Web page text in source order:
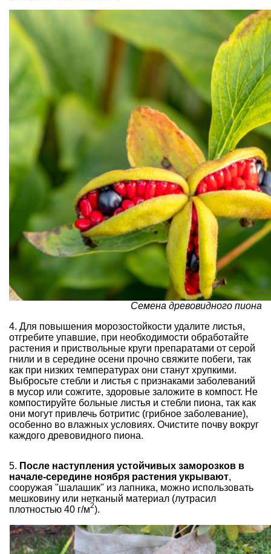
Семена древовидного пиона
4. Для повышения морозостойкости удалите листья,
отгребите упавшие, при необходимости обработайте
растения и приствольные круги препаратами от серой
гнили и в середине осени прочно свяжите побеги, так
как при низких температурах они станут хрупкими.
Выбросьте стебли и листья с признаками заболеваний
в мусор или сожгите, здоровые заложите в компост. Не
компостируйте больные листья и стебли пиона, так как
они могут привлечь ботритис (грибное заболевание),
особенно во влажных условиях. Очистите почву вокруг
каждого древовидного пиона.
5. После наступления устойчивых заморозков в
начале-середине ноября растения укрывают,
сооружая "шалашик" из лапника, можно использовать
мешковину или нетканый материал (лутрасил
плотностью 40 г/м2).